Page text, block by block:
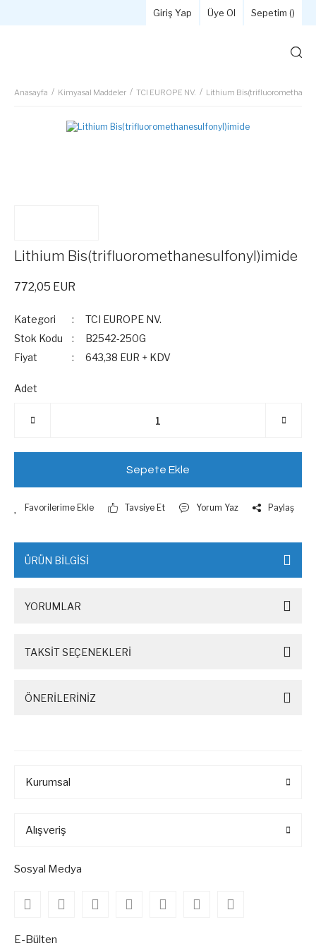
Giriş Yap Üye Ol Sepetim ()
Anasayfa Kimyasal Maddeler TCI EUROPE NV. Lithium
Lithium Bis(trifluoromethanesulfonyl)imide
772,05 EUR
Kategori
TCI EUROPE NV.
Stok Kodu
B2542-250G
Fiyat
643,38 EUR + KDV
Adet
Sepete Ekle
Tavsiye Et Yorum Yaz Paylaş
ÜRÜN BİLGİSİ
YORUMLAR
TAKSİT SEÇENEKLERİ
ÖNERİLERİNİZ
Kurumsal
Alışveriş
Sosyal Medya
E-Bülten